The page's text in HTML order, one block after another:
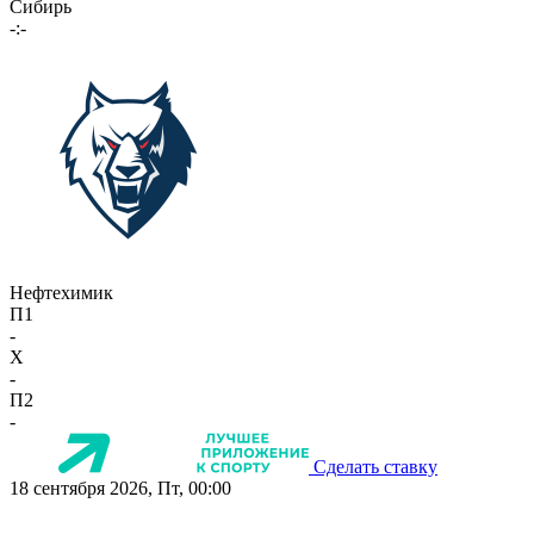
Сибирь
-:-
Нефтехимик
П1
-
X
-
П2
-
Сделать ставку
18 сентября 2026, Пт, 00:00